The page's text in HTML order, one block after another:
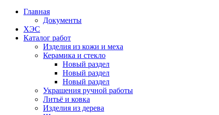
Главная
Документы
ХЭС
Каталог работ
Изделия из кожи и меха
Керамика и стекло
Новый раздел
Новый раздел
Новый раздел
Украшения ручной работы
Литьё и ковка
Изделия из дерева